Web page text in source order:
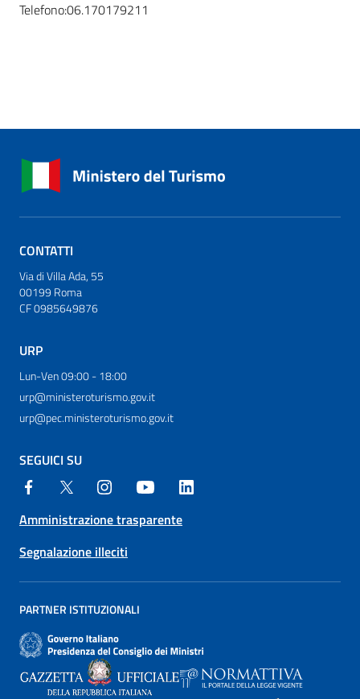
Telefono:06.170179211
CONTATTI
Via di Villa Ada, 55
00199 Roma
CF 0985649876
URP
Lun-Ven 09:00 - 18:00
urp@ministeroturismo.gov.it
urp@pec.ministeroturismo.gov.it
SEGUICI SU
Amministrazione trasparente
Segnalazione illeciti
PARTNER ISTITUZIONALI